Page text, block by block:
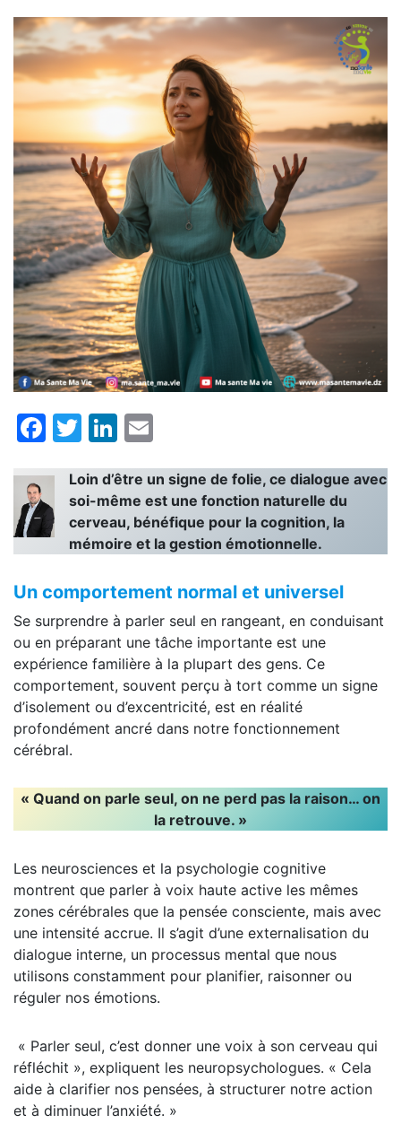
Facebook
TwitterLinkedIn
Loin d’être un signe de folie, ce dialogue avec
soi-même est une fonction naturelle du
cerveau, bénéfique pour la cognition, la
mémoire et la gestion émotionnelle.
Un comportement normal et universel
Se surprendre à parler seul en rangeant, en conduisant
ou en préparant une tâche importante est une
expérience familière à la plupart des gens. Ce
comportement, souvent perçu à tort comme un signe
d’isolement ou d’excentricité, est en réalité
profondément ancré dans notre fonctionnement
cérébral.
« Quand on parle seul, on ne perd pas la raison… on
la retrouve. »
Les neurosciences et la psychologie cognitive
montrent que parler à voix haute active les mêmes
zones cérébrales que la pensée consciente, mais avec
une intensité accrue. Il s’agit d’une externalisation du
dialogue interne, un processus mental que nous
utilisons constamment pour planifier, raisonner ou
réguler nos émotions.
« Parler seul, c’est donner une voix à son cerveau qui
réfléchit », expliquent les neuropsychologues. « Cela
aide à clarifier nos pensées, à structurer notre action
et à diminuer l’anxiété. »